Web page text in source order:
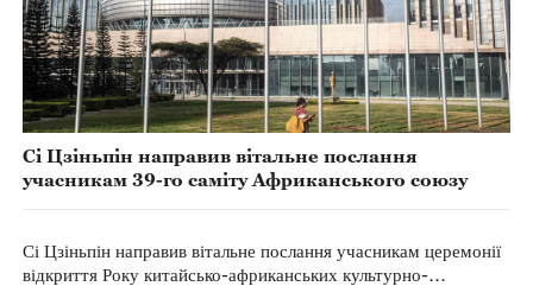
Сі Цзіньпін направив вітальне послання
учасникам 39-го саміту Африканського союзу
Сі Цзіньпін направив вітальне послання учасникам церемонії
відкриття Року китайсько-африканських культурно-